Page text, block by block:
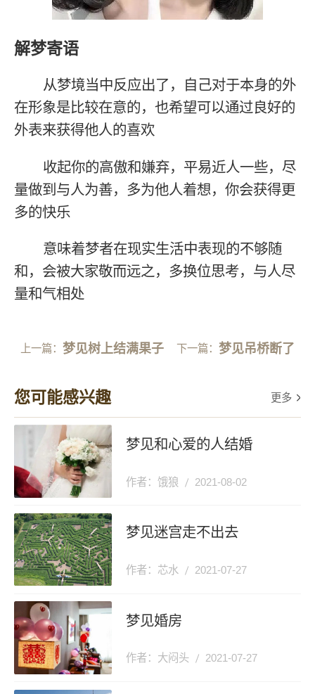
解梦寄语
从梦境当中反应出了，自己对于本身的外
在形象是比较在意的，也希望可以通过良好的
外表来获得他人的喜欢
收起你的高傲和嫌弃，平易近人一些，尽
量做到与人为善，多为他人着想，你会获得更
多的快乐
意味着梦者在现实生活中表现的不够随
和，会被大家敬而远之，多换位思考，与人尽
量和气相处
上一篇：梦见树上结满果子 下一篇： 梦见吊桥断了
您可能感兴趣 更多
梦见和心爱的人结婚
作者：饿狼 2021-08-02
梦见迷宫走不出去
作者：芯水 2021-07-27
梦见婚房
作者：大闷头 2021-07-27